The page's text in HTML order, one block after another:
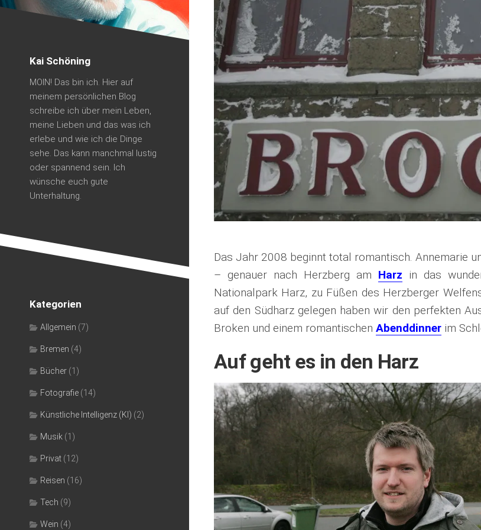
Das Jahr 2008 beginnt total romantisch. Annemarie
– genauer nach Herzberg am Harz in das
Nationalpark Harz, zu Füßen des Herzberger
auf den Südharz gelegen haben wir den perfekten
Broken und einem romantischen Abenddinner im
Auf geht es in den Harz
Kai Schöning
MOIN! Das bin ich. Hier auf
meinem persönlichen Blog
schreibe ich über mein Leben,
meine Lieben und das was ich
erlebe und wie ich die Dinge
sehe. Das kann manchmal lustig
oder spannend sein. Ich
wünsche euch gute
Unterhaltung.
Kategorien
Allgemein (7)
Bremen (4)
Bücher (1)
Fotografie (14)
Künstliche Intelligenz (KI) (2)
Musik (1)
Privat (12)
Reisen (16)
Tech (9)
Wein (4)